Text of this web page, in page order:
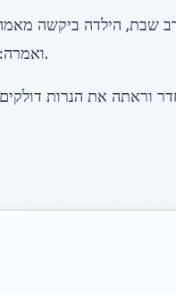
שבת, הילדה ביקשה מאמה
ואמרה: "אם את לא תדליקי נרות, אני אדליק!" האם נכנעה, והילדה הדליקה שני נרות נשמה.
וראתה את הנרות